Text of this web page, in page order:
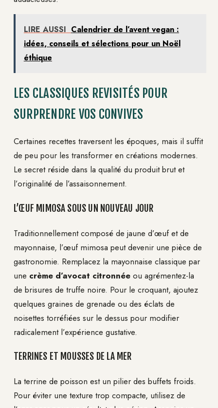
LIRE AUSSI Calendrier de l’avent vegan :
idées, conseils et sélections pour un Noël
éthique
LES CLASSIQUES REVISITÉS POUR
SURPRENDRE VOS CONVIVES
Certaines recettes traversent les époques, mais il suffit
de peu pour les transformer en créations modernes.
Le secret réside dans la qualité du produit brut et
l’originalité de l’assaisonnement.
L’ŒUF MIMOSA SOUS UN NOUVEAU JOUR
Traditionnellement composé de jaune d’œuf et de
mayonnaise, l’œuf mimosa peut devenir une pièce de
gastronomie. Remplacez la mayonnaise classique par
une crème d’avocat citronnée ou agrémentez-la
de brisures de truffe noire. Pour le croquant, ajoutez
quelques graines de grenade ou des éclats de
noisettes torréfiées sur le dessus pour modifier
radicalement l’expérience gustative.
TERRINES ET MOUSSES DE LA MER
La terrine de poisson est un pilier des buffets froids.
Pour éviter une texture trop compacte, utilisez de